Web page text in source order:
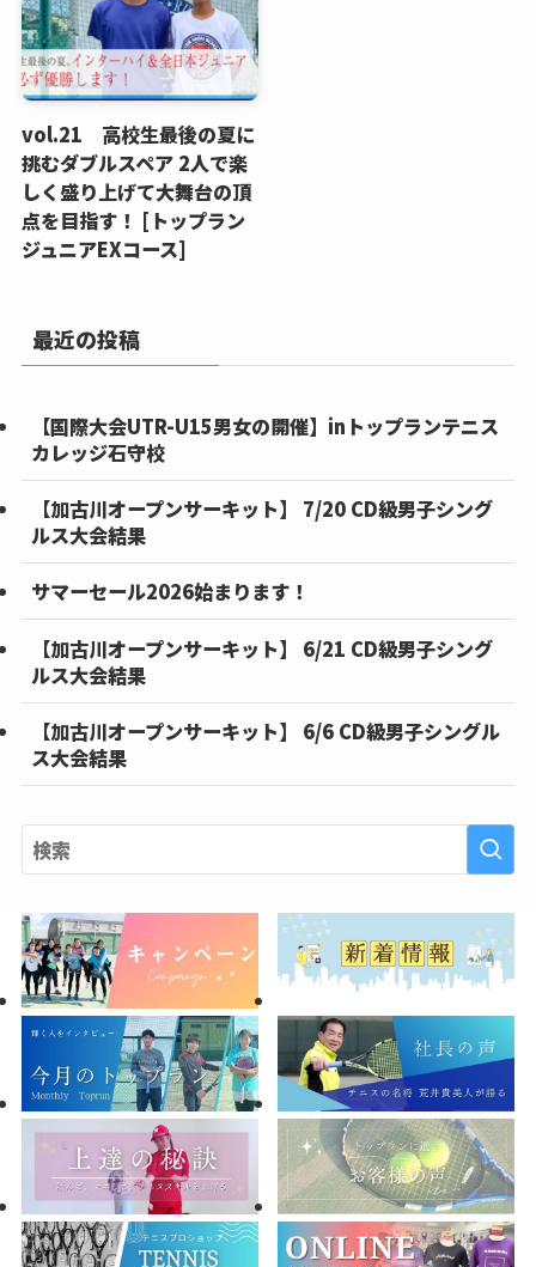
vol.21 高校生最後の夏に
挑むダブルスペア 2人で楽
しく盛り上げて大舞台の頂
点を目指す！ [トップラン
ジュニアEXコース]
最近の投稿
【国際大会UTR-U15男女の開催】inトップランテニス
カレッジ石守校
【加古川オープンサーキット】 7/20 CD級男子シング
ルス大会結果
サマーセール2026始まります！
【加古川オープンサーキット】 6/21 CD級男子シング
ルス大会結果
【加古川オープンサーキット】 6/6 CD級男子シングル
ス大会結果